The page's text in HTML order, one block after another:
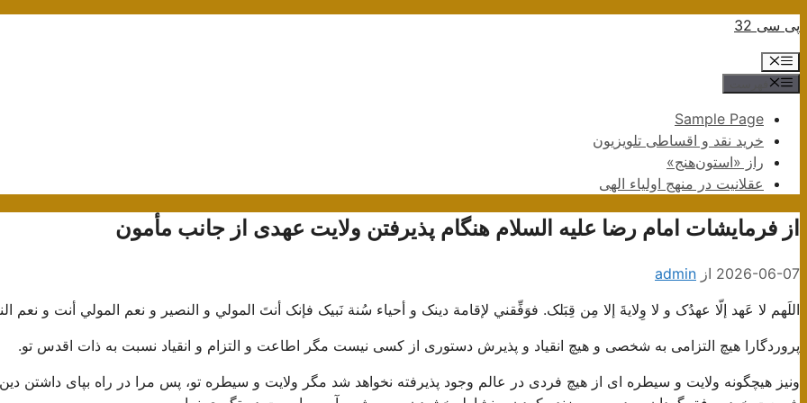
پرش
محتوا
پی سی 32
فهرست
Sample Page
خرید نقد و اقساطی تلویزیون
راز «استون‌هنج»
عقلانیت در منهج اولیاء الهی
از فرمایشات امام رضا علیه السلام هنگام پذیرفتن ولایت عهدی از جانب مأمون
2026-06-07 از admin
اللَهم لا عَهد إلّا عهدُک و لا وِلايةَ إلا مِن قِبَلک. فوَفِّقني لإقامة دينک و أحياء سُنة نَبيک فإنک أنتَ المولي و النصير و نعم المولي أنت و نعم
پروردگارا هیچ التزامی به شخصی و هیچ انقیاد و پذیرش دستوری از کسی نیست مگر اطاعت و التزام و انقیاد نسبت به ذات اقدس تو.
ونیز هیچگونه ولایت و سیطره ای از هیچ فردی در عالم وجود پذیرفته نخواهد شد مگر ولایت و سیطره تو، پس مرا در راه بپای داشتن